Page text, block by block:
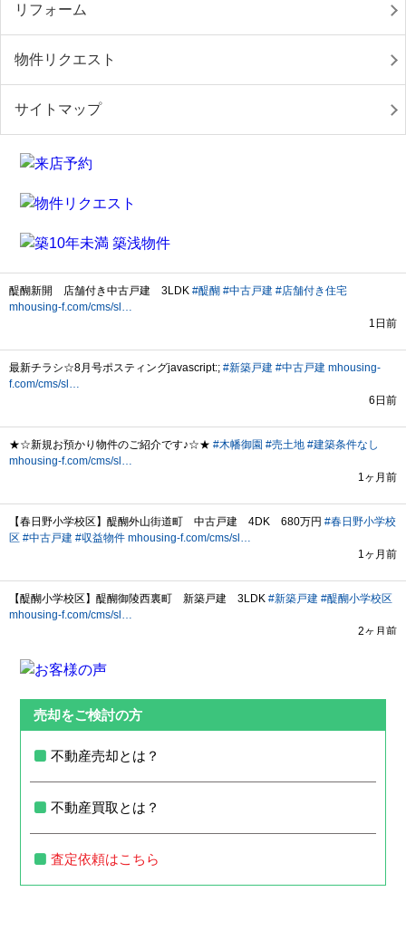
リフォーム
物件リクエスト
サイトマップ
売却をご検討の方
不動産売却とは？
不動産買取とは？
査定依頼はこちら